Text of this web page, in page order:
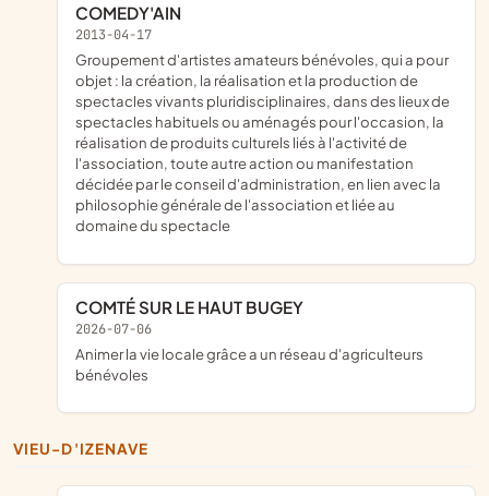
COMEDY'AIN
2013-04-17
groupement d'artistes amateurs bénévoles, qui a pour
objet : la création, la réalisation et la production de
spectacles vivants pluridisciplinaires, dans des lieux de
spectacles habituels ou aménagés pour l'occasion, la
réalisation de produits culturels liés à l'activité de
l'association, toute autre action ou manifestation
décidée par le conseil d'administration, en lien avec la
philosophie générale de l'association et liée au
domaine du spectacle
COMTÉ SUR LE HAUT BUGEY
2026-07-06
animer la vie locale grâce a un réseau d'agriculteurs
bénévoles
VIEU-D'IZENAVE